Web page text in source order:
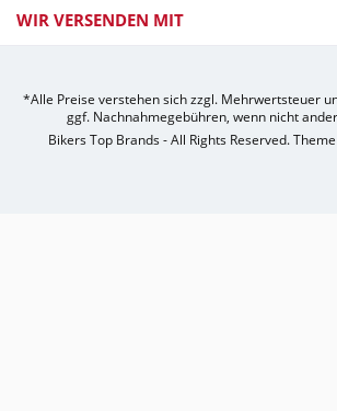
WIR VERSENDEN MIT
*Alle Preise verstehen sich zzgl. Mehrwertsteuer
ggf. Nachnahmegebühren, wenn nicht
Bikers Top Brands - All Rights Reserved.